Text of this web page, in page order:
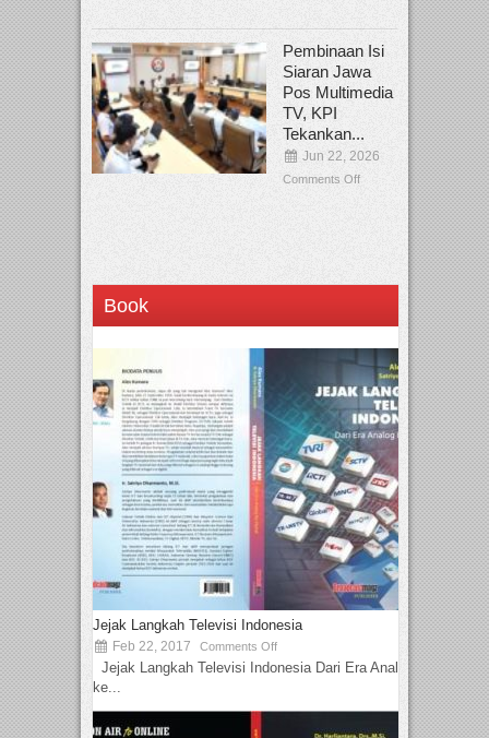
Pembinaan Isi
Siaran Jawa
Pos Multimedia
TV, KPI
Tekankan...
Jun 22, 2026
Comments Off
Book
Jejak Langkah Televisi Indonesia
Feb 22, 2017 Comments Off
Jejak Langkah Televisi Indonesia Dari Era Analog
ke...